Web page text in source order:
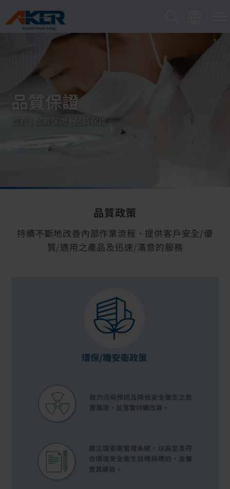
品質保證
首頁 品質保證 品質保證
品質政策
持續不斷地改善內部作業流程、提供客戶安全/優
質/適用之產品及迅速/滿意的服務
Cookie管理面板